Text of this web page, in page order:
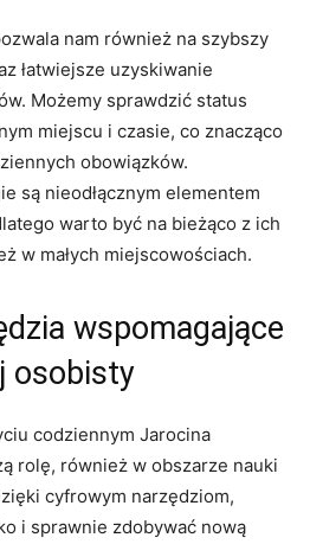
nam również ​na szybszy
łatwiejsze ​uzyskiwanie
Możemy sprawdzić status
miejscu i czasie,‍ co ​znacząco
​obowiązków.
są nieodłącznym elementem‍
warto⁤ być na ⁣bieżąco z‌ ich
w małych miejscowościach.
wspomagające
​osobisty
codziennym Jarocina
rolę, również w obszarze nauki
cyfrowym ​narzędziom,
i sprawnie ⁣zdobywać nową